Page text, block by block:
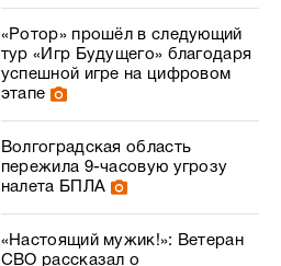
«Ротор» прошёл в следующий
тур «Игр Будущего» благодаря
успешной игре на цифровом
этапе
Волгоградская область
пережила 9-часовую угрозу
налета БПЛА
«Настоящий мужик!»: Ветеран
СВО рассказал о